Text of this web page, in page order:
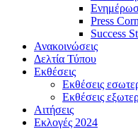
Press
Success
Ανακοινώσεις
Δελτία Τύπου
Εκθέσεις
Εκθέσεις
Εκθέσεις
Αιτήσεις
Εκλογές 2024